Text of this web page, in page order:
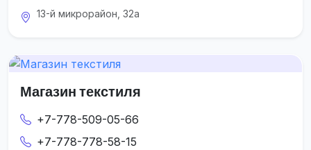
13-й микрорайон, 32а
Магазин текстиля
+7-778-509-05-66
+7-778-778-58-15